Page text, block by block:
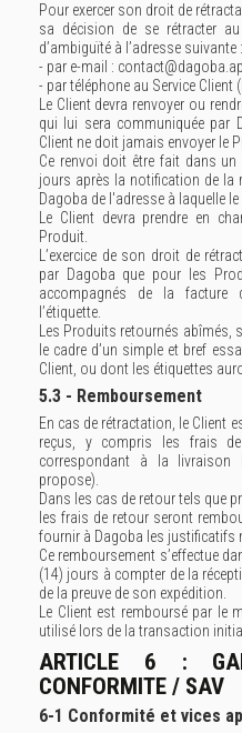
Pour exercer son droit de
sa décision de se rétracter au
d’ambiguïté à l’adresse suivante :
- par e-mail :
- par téléphone au Service Client
Le Client devra renvoyer ou
qui lui sera communiquée par
Client ne doit jamais envoyer le
Ce renvoi doit être fait dans un
jours après la notification de la
Dagoba de l'adresse à laquelle
Le Client devra prendre en
Produit.
L’exercice de son droit de
par Dagoba que pour les
accompagnés de la facture
l’étiquette.
Les Produits retournés
le cadre d’un simple et bref
Client, ou dont les étiquettes
5.3 - Remboursement
En cas de rétractation, le Client
reçus, y compris les frais de
correspondant à la livraison
propose).
Dans les cas de retour tels que
les frais de retour seront
fournir à Dagoba les justificatifs
Ce remboursement s’effectue
(14) jours à compter de la
de la preuve de son expédition.
Le Client est remboursé par le
utilisé lors de la transaction
ARTICLE 6 :
CONFORMITE / SAV
6-1 Conformité et vices